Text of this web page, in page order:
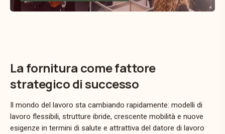
La fornitura come fattore
strategico di successo
Il mondo del lavoro sta cambiando rapidamente: modelli di
lavoro flessibili, strutture ibride, crescente mobilità e nuove
esigenze in termini di salute e attrattiva del datore di lavoro